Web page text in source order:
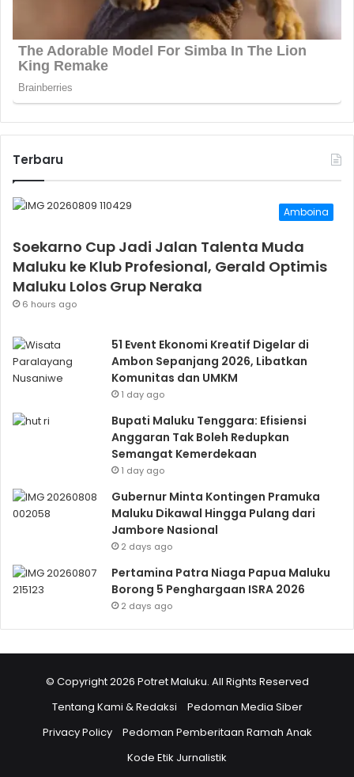
Terbaru
Amboina
Soekarno Cup Jadi Jalan Talenta Muda
Maluku ke Klub Profesional, Gerald Optimis
Maluku Lolos Grup Neraka
6 hours ago
51 Event Ekonomi Kreatif Digelar di
Ambon Sepanjang 2026, Libatkan
Komunitas dan UMKM
1 day ago
Bupati Maluku Tenggara: Efisiensi
Anggaran Tak Boleh Redupkan
Semangat Kemerdekaan
1 day ago
Gubernur Minta Kontingen Pramuka
Maluku Dikawal Hingga Pulang dari
Jambore Nasional
2 days ago
Pertamina Patra Niaga Papua Maluku
Borong 5 Penghargaan ISRA 2026
2 days ago
© Copyright 2026 Potret Maluku. All Rights Reserved
Tentang Kami & Redaksi
Pedoman Media Siber
Privacy Policy
Pedoman Pemberitaan Ramah Anak
Kode Etik Jurnalistik